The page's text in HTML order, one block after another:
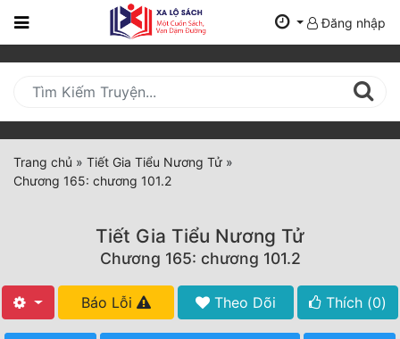
Trang
Mới
Cập
Nhật
(current)
Tất Cả
Đăng nhập
Trang chủ » Tiết Gia Tiểu Nương Tử »
Chương 165: chương 101.2
Tiết Gia Tiểu Nương Tử
Chương 165: chương 101.2
Báo Lỗi Theo Dõi Thích (0)